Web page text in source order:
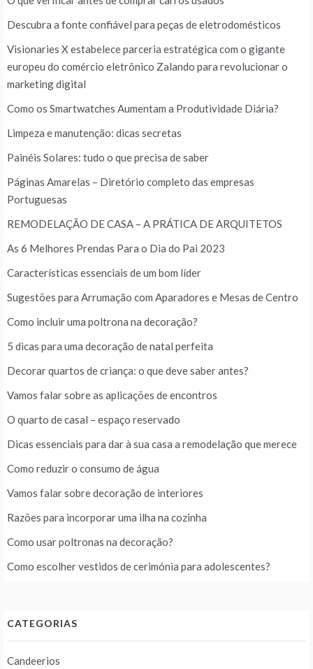
Descubra a fonte confiável para peças de eletrodomésticos
Visionaries X estabelece parceria estratégica com o gigante
europeu do comércio eletrônico Zalando para revolucionar o
marketing digital
Como os Smartwatches Aumentam a Produtividade Diária?
Limpeza e manutenção: dicas secretas
Painéis Solares: tudo o que precisa de saber
Páginas Amarelas – Diretório completo das empresas
Portuguesas
REMODELAÇÃO DE CASA – A PRÁTICA DE ARQUITETOS
As 6 Melhores Prendas Para o Dia do Pai 2023
Características essenciais de um bom líder
Sugestões para Arrumação com Aparadores e Mesas de Centro
Como incluir uma poltrona na decoração?
5 dicas para uma decoração de natal perfeita
Decorar quartos de criança: o que deve saber antes?
Vamos falar sobre as aplicações de encontros
O quarto de casal – espaço reservado
Dicas essenciais para dar à sua casa a remodelação que merece
Como reduzir o consumo de água
Vamos falar sobre decoração de interiores
Razões para incorporar uma ilha na cozinha
Como usar poltronas na decoração?
Como escolher vestidos de cerimónia para adolescentes?
CATEGORIAS
Candeerios